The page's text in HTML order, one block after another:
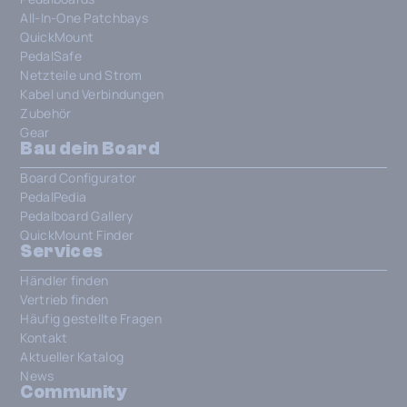
All-In-One Patchbays
QuickMount
PedalSafe
Netzteile und Strom
Kabel und Verbindungen
Zubehör
Gear
Bau dein Board
Board Configurator
PedalPedia
Pedalboard Gallery
QuickMount Finder
Services
Händler finden
Vertrieb finden
Häufig gestellte Fragen
Kontakt
Aktueller Katalog
News
Community